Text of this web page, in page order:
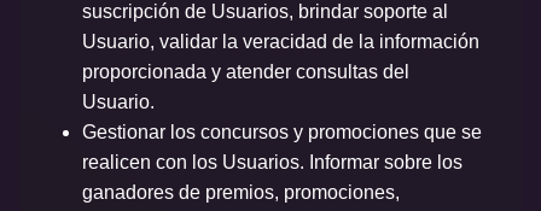
suscripción de Usuarios, brindar soporte al
Usuario, validar la veracidad de la información
proporcionada y atender consultas del
Usuario.
Gestionar los concursos y promociones que se
realicen con los Usuarios. Informar sobre los
ganadores de premios, promociones,